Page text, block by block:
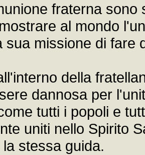
fraterna
al mondo
sua missione di fare
della
dannosa per
tutti i popoli e
uniti nello Spirito
stessa guida.